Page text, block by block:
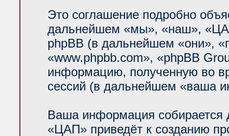
Это соглашение подробно
дальнейшем «мы», «наш»,
phpBB (в дальнейшем «они»,
«www.phpbb.com», «phpBB
информацию, полученную во
сессий (в дальнейшем «ваша
Ваша информация собирается
«ЦАП» приведёт к созданию